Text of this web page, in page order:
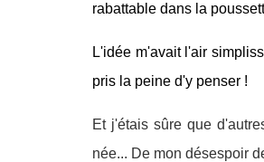
rabattable dans la
L'idée m'avait l'air
pris la peine d'y penser !
Et j'étais sûre que
née... De mon désespoir